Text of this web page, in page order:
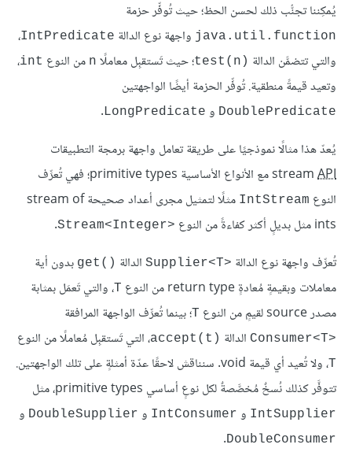
يُمكِننا تجنُّب ذلك لحسن الحظ؛ حيث تُوفِّر حزمة
java.util.function واجهة نوع الدالة IntPredicate،
والتي تتضمَّن الدالة test(n)‎؛ حيث تَستقبِل معاملًا n من النوع int،
وتعيد قيمةً منطقية. تُوفِّر الحزمة أيضًا الواجهتين
DoublePredicate و LongPredicate
.
يُعدّ هذا مثالًا نموذجيًا على طريقة تعامل واجهة برمجة التطبيقات
streamAPI
مع الأنواع الأساسية primitive types؛ فهي تُعرِّف
النوع IntStream
مثلًا لتمثيل مجرى أعداد صحيحة stream of
ints مثل بديلٍ أكثر كفاءةً من النوع
Stream<Integer>‎
.
تُعرِّف واجهة نوع الدالة Supplier<T>‎ الدالة get()‎ بدون أية
معاملات وبقيمةٍ مُعادةٍ return type من النوع
T، والتي تَعمَل بمثابة
مصدر source لقيمٍ من النوع
T؛ بينما تُعرِّف الواجهة المرافقة
Consumer<T>‎ الدالة accept(t)‎، التي تَستقبِل مُعاملًا من النوع
T
، ولا تُعيد أي قيمة void. سنناقش لاحقًا عدّة أمثلةٍ على تلك الواجهتين.
تتوفَّر كذلك نُسخٌ مُخصَّصةٌ لكل نوعٍ أساسي primitive types، مثل
IntSupplier و IntConsumer و DoubleSupplier و
DoubleConsumer
.